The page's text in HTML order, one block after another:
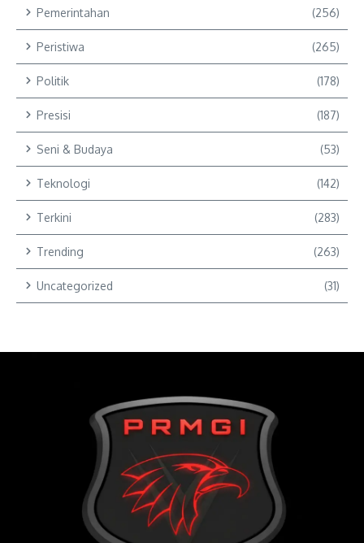
Pemerintahan (256)
Peristiwa (265)
Politik (178)
Presisi (187)
Seni & Budaya (53)
Teknologi (142)
Terkini (283)
Trending (263)
Uncategorized (31)